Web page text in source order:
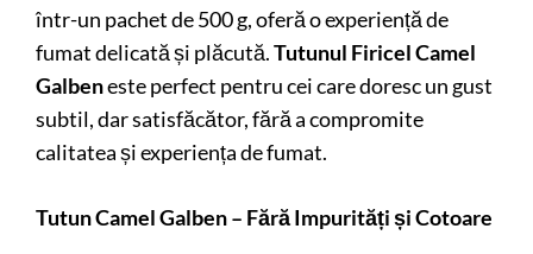
într-un pachet de 500 g, oferă o experiență de
fumat delicată și plăcută.Tutunul Firicel Camel
Galbeneste perfect pentru cei care doresc un gust
subtil, dar satisfăcător, fără a compromite
calitatea și experiența de fumat.
Tutun Camel Galben – Fără Impurități și Cotoare